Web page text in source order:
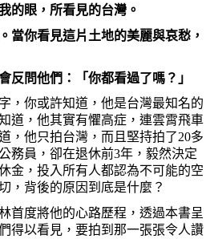
的眼，所看見的台灣。
當你看見這片土地的美麗與哀愁，
問他們：「你都看過了嗎？」
，你或許知道，他是台灣最知名的
道，他其實有懼高症，連雲霄飛車
，他只拍台灣，而且堅持拍了20多
務員，卻在退休前3年，毅然決定
金，投入所有人都認為不可能的空
，背後的原因到底是什麼？
首度將他的心路歷程，透過本書呈
得以看見，要拍到那一張張令人讚